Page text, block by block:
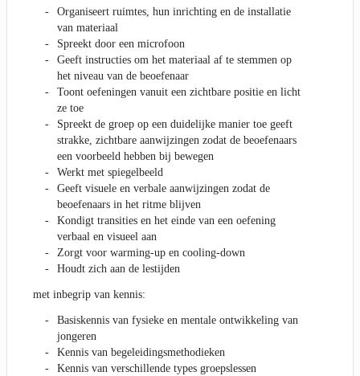
Organiseert ruimtes, hun inrichting en de installatie
van materiaal
Spreekt door een microfoon
Geeft instructies om het materiaal af te stemmen op
het niveau van de beoefenaar
Toont oefeningen vanuit een zichtbare positie en licht
ze toe
Spreekt de groep op een duidelijke manier toe geeft
strakke, zichtbare aanwijzingen zodat de beoefenaars
een voorbeeld hebben bij bewegen
Werkt met spiegelbeeld
Geeft visuele en verbale aanwijzingen zodat de
beoefenaars in het ritme blijven
Kondigt transities en het einde van een oefening
verbaal en visueel aan
Zorgt voor warming-up en cooling-down
Houdt zich aan de lestijden
met inbegrip van kennis:
Basiskennis van fysieke en mentale ontwikkeling van
jongeren
Kennis van begeleidingsmethodieken
Kennis van verschillende types groepslessen